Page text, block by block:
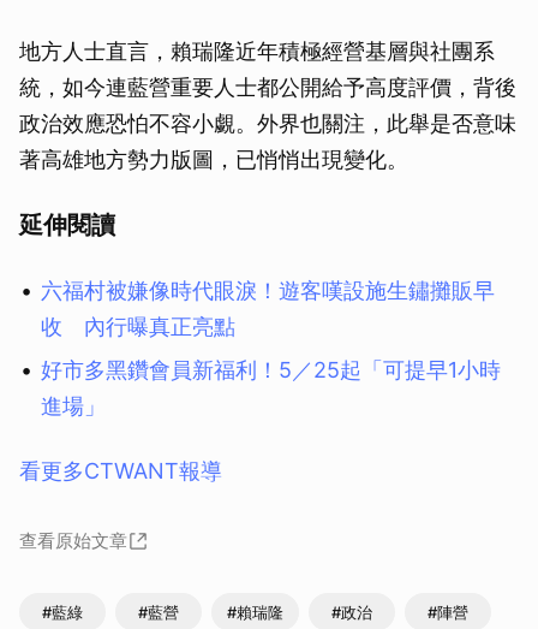
地方人士直言，賴瑞隆近年積極經營基層與社團系
統，如今連藍營重要人士都公開給予高度評價，背後
政治效應恐怕不容小覷。外界也關注，此舉是否意味
著高雄地方勢力版圖，已悄悄出現變化。
延伸閱讀
六福村被嫌像時代眼淚！遊客嘆設施生鏽攤販早
收 內行曝真正亮點
好市多黑鑽會員新福利！5／25起「可提早1小時
進場」
看更多CTWANT報導
查看原始文章
#藍綠 #藍營 #賴瑞隆 #政治 #陣營